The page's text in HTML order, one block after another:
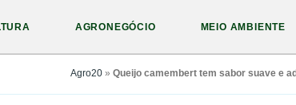
AGRONEGÓCIO MEIO AMBIENTE
Agro20» Queijo camembert tem sabor suave e